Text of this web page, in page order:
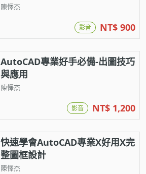
陳懌杰
影音 NT$ 900
AutoCAD專業好手必備-出圖技巧
與應用
陳懌杰
影音 NT$ 1,200
快速學會AutoCAD專業X好用X完
整圖框設計
陳懌杰